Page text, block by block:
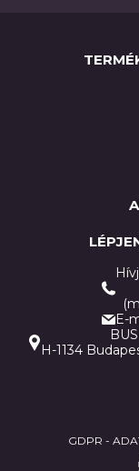
E-
H-1134
GDPR -